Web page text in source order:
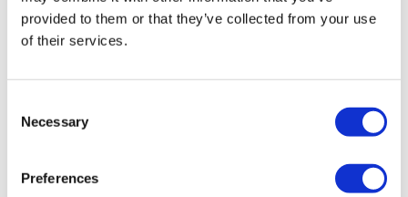
provided to them or that they’ve collected from your use
of their services.
Selection
Necessary
Preferences
Brustimplantate Türkei
Brustverkleinerung Türkei
Gynäkomastie Türkei
Bariatrische Chirurgie Türkei
Brazilian Butt Lift Türkei
Haartransplantation Türkei